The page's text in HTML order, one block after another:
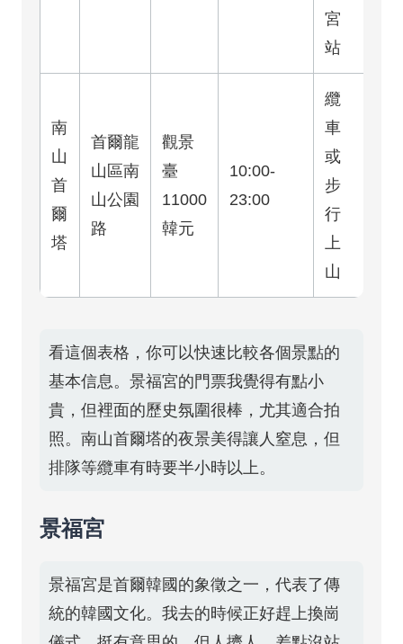
宮
站
南
山
首
爾
塔
首爾龍
山區南
山公園
路
觀景
臺
11000
韓元
10:00-
23:00
纜
車
或
步
行
上
山
看這個表格，你可以快速比較各個景點的
基本信息。景福宮的門票我覺得有點小
貴，但裡面的歷史氛圍很棒，尤其適合拍
照。南山首爾塔的夜景美得讓人窒息，但
排隊等纜車有時要半小時以上。
景福宮
景福宮是首爾韓國的象徵之一，代表了傳
統的韓國文化。我去的時候正好趕上換崗